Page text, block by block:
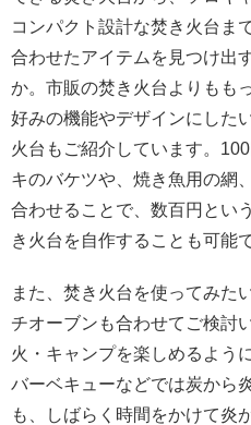
コンパクト設計な焚き火台ま
合わせたアイテムを見つけ出
か。市販の焚き火台よりもも
好みの機能やデザインにした
火台もご紹介しています。
キのバケツや、焼き魚用の網
合わせることで、数百円とい
き火台を自作することも可能で
また、焚き火台を使ってみた
チオーブンも合わせてご検討
火・キャンプを楽しめるよう
バーベキューなどでは炭から
も、しばらく時間をかけて炎